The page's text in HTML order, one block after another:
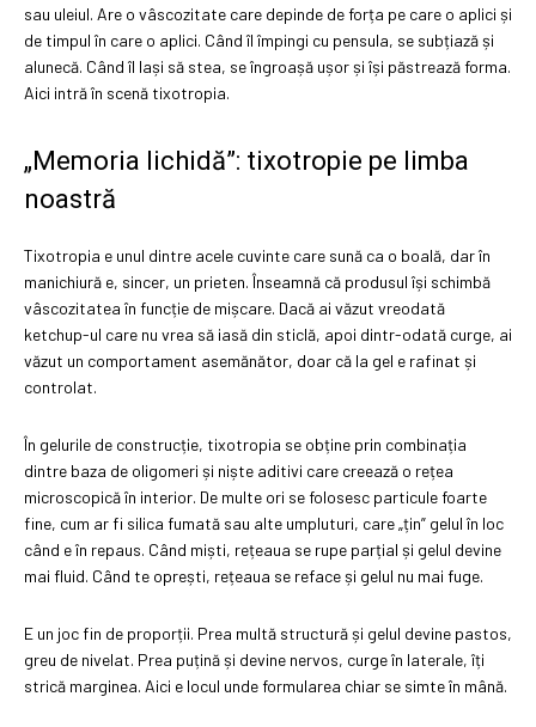
sau uleiul. Are o vâscozitate care depinde de forța pe care o aplici și
de timpul în care o aplici. Când îl împingi cu pensula, se subțiază și
alunecă. Când îl lași să stea, se îngroașă ușor și își păstrează forma.
Aici intră în scenă tixotropia.
„Memoria lichidă”: tixotropie pe limba
noastră
Tixotropia e unul dintre acele cuvinte care sună ca o boală, dar în
manichiură e, sincer, un prieten. Înseamnă că produsul își schimbă
vâscozitatea în funcție de mișcare. Dacă ai văzut vreodată
ketchup-ul care nu vrea să iasă din sticlă, apoi dintr-odată curge, ai
văzut un comportament asemănător, doar că la gel e rafinat și
controlat.
În gelurile de construcție, tixotropia se obține prin combinația
dintre baza de oligomeri și niște aditivi care creează o rețea
microscopică în interior. De multe ori se folosesc particule foarte
fine, cum ar fi silica fumată sau alte umpluturi, care „țin” gelul în loc
când e în repaus. Când miști, rețeaua se rupe parțial și gelul devine
mai fluid. Când te oprești, rețeaua se reface și gelul nu mai fuge.
E un joc fin de proporții. Prea multă structură și gelul devine pastos,
greu de nivelat. Prea puțină și devine nervos, curge în laterale, îți
strică marginea. Aici e locul unde formularea chiar se simte în mână.